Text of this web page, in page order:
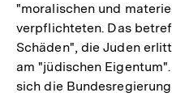
"moralischen und
verpflichteten. Das
Schäden", die Juden
am "jüdischen
sich die